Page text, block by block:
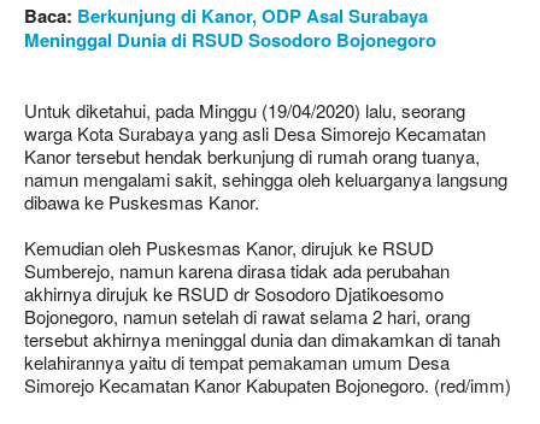
Baca: Berkunjung di Kanor, ODP Asal Surabaya
Meninggal Dunia di RSUD Sosodoro Bojonegoro
Untuk diketahui, pada Minggu (19/04/2020) lalu, seorang
warga Kota Surabaya yang asli Desa Simorejo Kecamatan
Kanor tersebut hendak berkunjung di rumah orang tuanya,
namun mengalami sakit, sehingga oleh keluarganya langsung
dibawa ke Puskesmas Kanor.
Kemudian oleh Puskesmas Kanor, dirujuk ke RSUD
Sumberejo, namun karena dirasa tidak ada perubahan
akhirnya dirujuk ke RSUD dr Sosodoro Djatikoesomo
Bojonegoro, namun setelah di rawat selama 2 hari, orang
tersebut akhirnya meninggal dunia dan dimakamkan di tanah
kelahirannya yaitu di tempat pemakaman umum Desa
Simorejo Kecamatan Kanor Kabupaten Bojonegoro. (red/imm)